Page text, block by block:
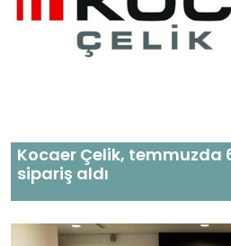
Kocaer Çelik, temmuzda
sipariş aldı